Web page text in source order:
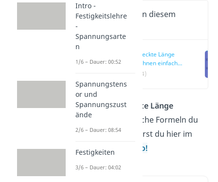
Wichtige Inhalte in diesem
Gestreckte Länge
berechnen einfach
erklärt
(00:14)
Wie du diegestreckte Länge
berechnest und welche Formeln du
dafür benutzt, erfährst du hier im
Beitrag und im
Video!
Intro -
Festigkeitslehre
-
Spannungsarte
n
1/6 – Dauer: 00:52
Spannungstens
or und
Spannungszust
ände
2/6 – Dauer: 08:54
Festigkeiten
3/6 – Dauer: 04:02